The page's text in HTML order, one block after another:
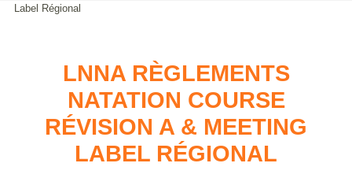
Label Régional
LNNA RÈGLEMENTS
NATATION COURSE
RÉVISION A & MEETING
LABEL RÉGIONAL